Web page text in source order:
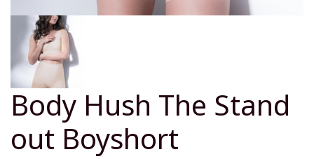
Body Hush The Stand
out Boyshort